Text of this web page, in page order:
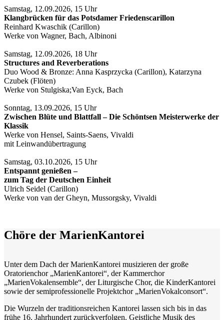
Samstag, 12.09.2026, 15 Uhr
Klangbrücken für das Potsdamer Friedenscarillon
Reinhard Kwaschik (Carillon)
Werke von Wagner, Bach, Albinoni
Samstag, 12.09.2026, 18 Uhr
Structures and Reverberations
Duo Wood & Bronze: Anna Kasprzycka (Carillon), Katarzyna
Czubek (Flöten)
Werke von Stulgiska;Van Eyck, Bach
Sonntag, 13.09.2026, 15 Uhr
Zwischen Blüte und Blattfall – Die Schöntsen Meisterwerke der
Klassik
Werke von Hensel, Saints-Saens, Vivaldi
mit Leinwandübertragung
Samstag, 03.10.2026, 15 Uhr
Entspannt genießen –
zum Tag der Deutschen Einheit
Ulrich Seidel (Carillon)
Werke von van der Gheyn, Mussorgsky, Vivaldi
Chöre der MarienKantorei
Unter dem Dach der MarienKantorei musizieren der große
Oratorienchor „MarienKantorei“, der Kammerchor
„MarienVokalensemble“, der Liturgische Chor, die KinderKantorei
sowie der semiprofessionelle Projektchor „MarienVokalconsort“.
Die Wurzeln der traditionsreichen Kantorei lassen sich bis in das
frühe 16. Jahrhundert zurückverfolgen. Geistliche Musik des